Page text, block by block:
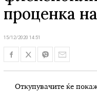
проценка
15/12/2020 14:51
Откупувачите ќе